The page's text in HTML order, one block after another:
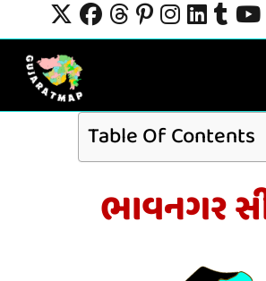
Table Of Contents
ભાવનગર